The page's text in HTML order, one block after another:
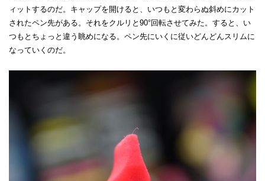
ィットするのだ。キャップを開けると、いつもと変わらぬ斜めにカット
されたペン先がある。それをクルリと90°回転させてみた。すると、い
つもとちょっと違う眺めになる。ペン先にいくに従いどんどんスリムに
なっていくのだ。